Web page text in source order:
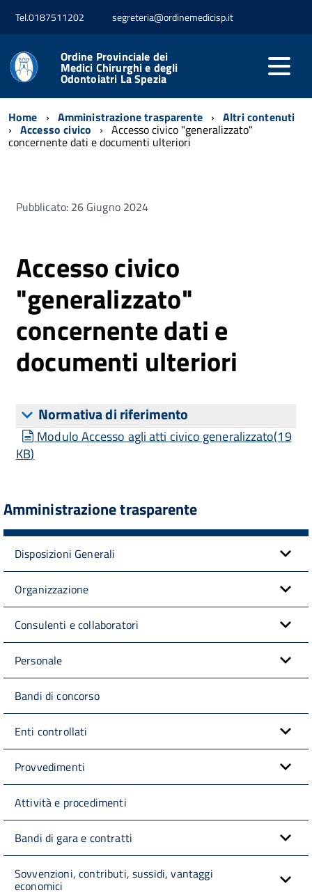
Tel.0187511202 segreteria@ordinemedicisp.it
Ordine Provinciale dei
Medici Chirurghi e degli
Odontoiatri La Spezia
Home Amministrazione trasparente Altri contenuti
Accesso civico Accesso civico "generalizzato"
concernente dati e documenti ulteriori
Pubblicato: 26 Giugno 2024
Accesso civico
"generalizzato"
concernente dati e
documenti ulteriori
Normativa di riferimento
document
Modulo Accesso agli atti civico generalizzato(19
KB)
Amministrazione trasparente
Disposizioni Generali
Organizzazione
Consulenti e collaboratori
Personale
Bandi di concorso
Enti controllati
Provvedimenti
Attività e procedimenti
Bandi di gara e contratti
Sovvenzioni, contributi, sussidi, vantaggi
economici